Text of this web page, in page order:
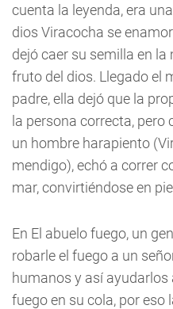
cuenta la leyenda, era
dios Viracocha se
dejó caer su semilla en la
fruto del dios. Llegado el
padre, ella dejó que la
la persona correcta, pero
un hombre harapiento
mendigo), echó a correr
mar, convirtiéndose en
En El abuelo fuego, un
robarle el fuego a un
humanos y así ayudarlos
fuego en su cola, por eso